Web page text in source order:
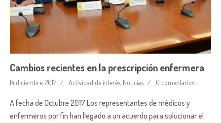
Cambios recientes en la prescripción enfermera
14 diciembre, 2017 Actividad de interés, Noticias 0 comentarios
A fecha de Octubre 2017 Los representantes de médicos y
enfermeros por fin han llegado a un acuerdo para solucionar el